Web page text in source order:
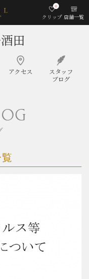
クリップ
0
店舗一覧
田
アクセス
スタッフ
ブログ